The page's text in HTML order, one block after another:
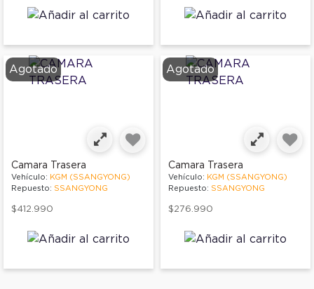
Agotado
Camara Trasera
Vehículo: KGM (SSANGYONG)
Repuesto: SSANGYONG
$412.990
Agotado
Camara Trasera
Vehículo: KGM (SSANGYONG)
Repuesto: SSANGYONG
$276.990